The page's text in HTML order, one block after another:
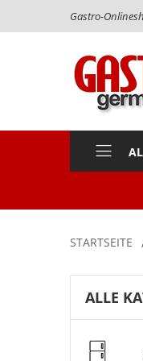
Gastro-
STARTSEITE
ALLE